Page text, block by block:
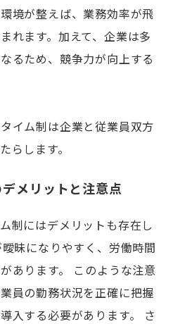
境が整えば、業務効率が飛
れます。加えて、企業は多
るため、競争力が向上する
イム制は企業と従業員双方
らします。
メリットと注意点
制にはデメリットも存在し
昧になりやすく、労働時間
あります。 このような注意
員の勤務状況を正確に把握
入する必要があります。 さ